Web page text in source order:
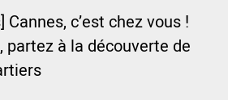
Cannes, c’est chez vous !
partez à la découverte de